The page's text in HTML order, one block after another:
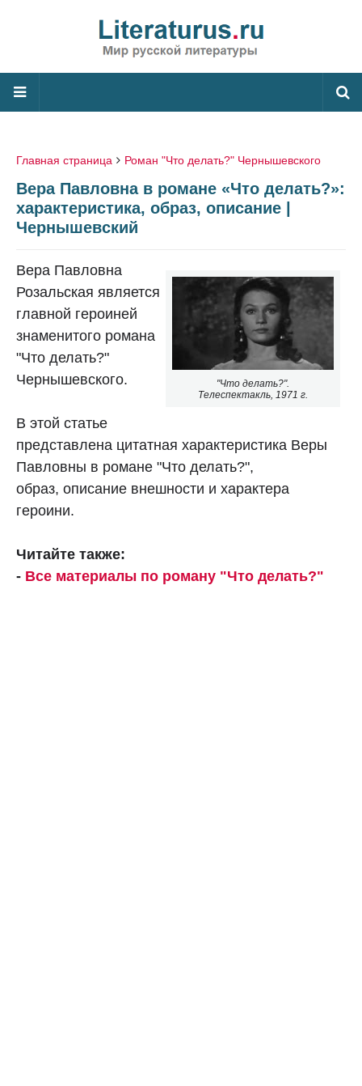
Главная страница Роман "Что делать?" Чернышевского
Вера Павловна в романе «Что делать?»:
характеристика, образ, описание |
Чернышевский
"Что делать?".
Телеспектакль, 1971 г.
Вера Павловна
Розальская является
главной героиней
знаменитого романа
"Что делать?"
Чернышевского.
В этой статье
представлена цитатная характеристика Веры
Павловны в романе "Что делать?",
образ, описание внешности и характера
героини.
Читайте также:
- Все материалы по роману "Что делать?"